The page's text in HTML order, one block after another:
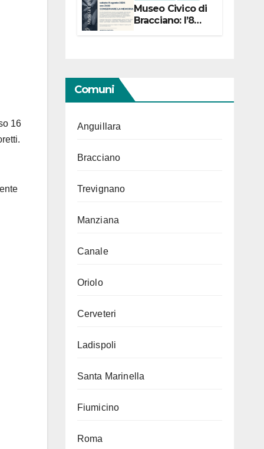
16
Museo Civico di
Bracciano: l’8
Comuni
Anguillara
Bracciano
Trevignano
Manziana
Canale
Oriolo
Cerveteri
Ladispoli
Santa Marinella
Fiumicino
Roma